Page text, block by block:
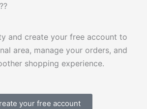
and create your free account to
area, manage your orders, and
shopping experience.
your free account